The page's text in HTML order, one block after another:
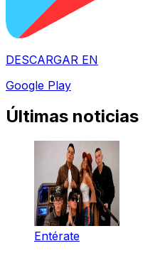
DESCARGAR EN
Google Play
Últimas noticias
Entérate